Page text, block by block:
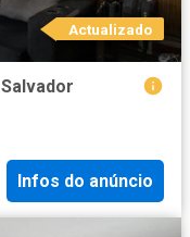
Actualizado
Infos do anúncio